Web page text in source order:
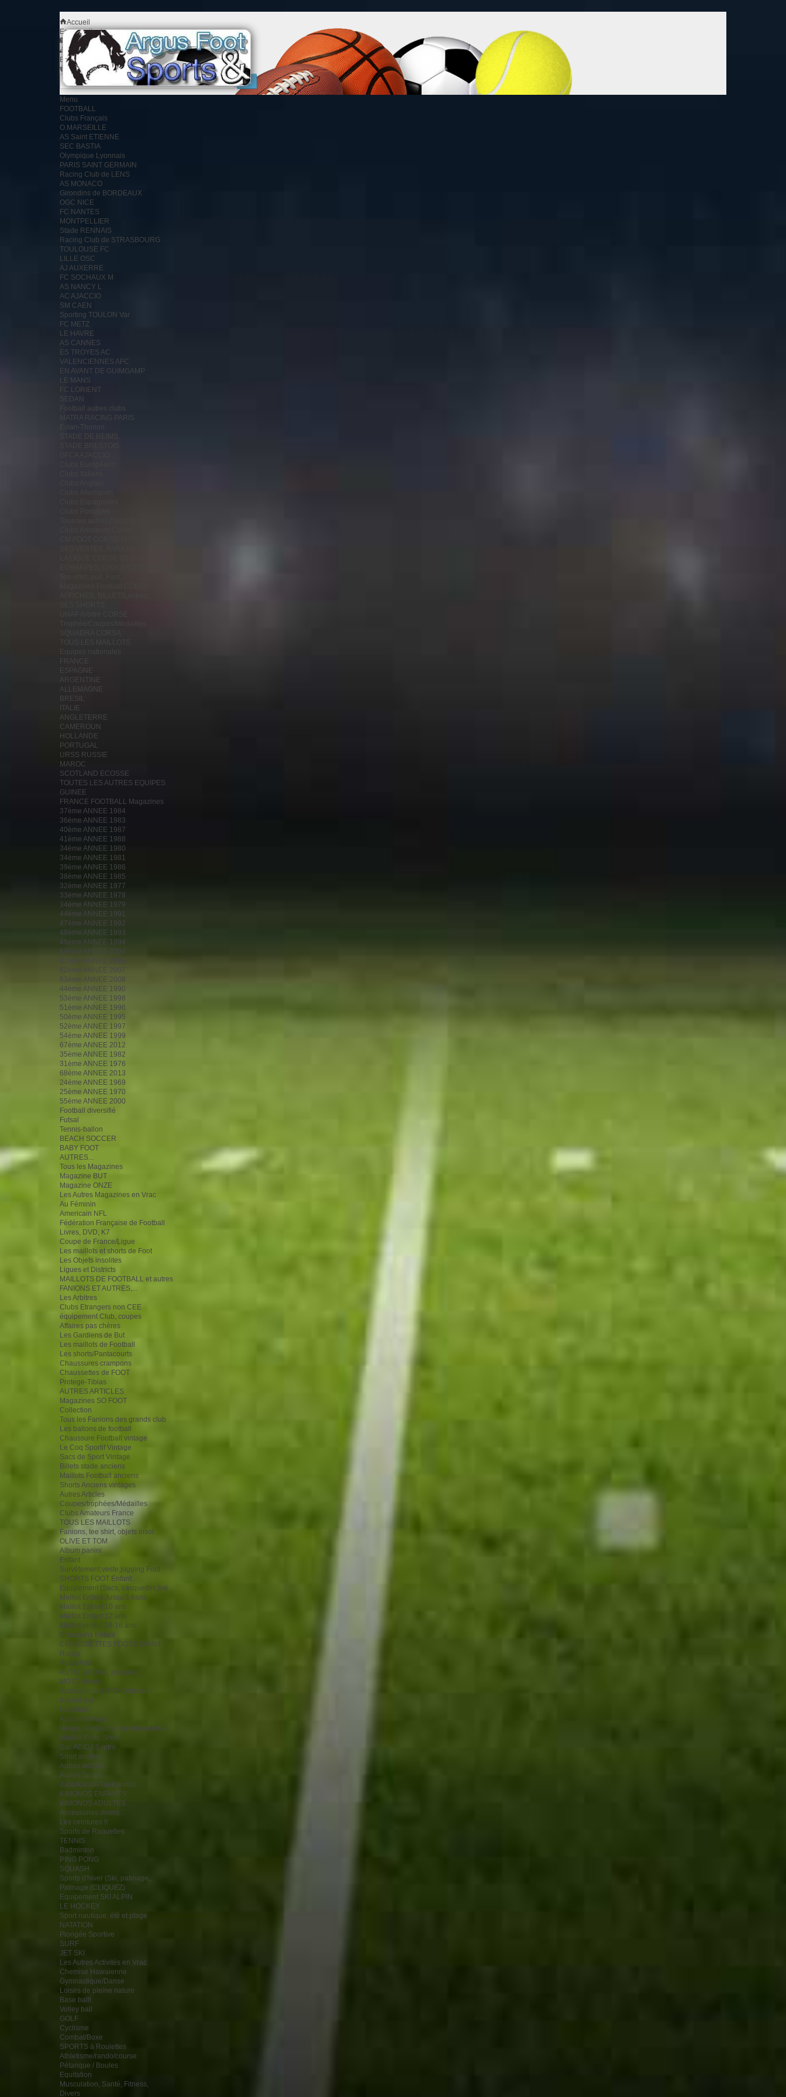
Accueil
Espace client
Contact
Plan du site
Bienvenue
Identifiez-vous
Votre compte
Votre panier 0produit0.00 €
Menu
FOOTBALL
Clubs Français
O.MARSEILLE
AS Saint ETIENNE
SEC BASTIA
Olympique Lyonnais
PARIS SAINT GERMAIN
Racing Club de LENS
AS MONACO
Girondins de BORDEAUX
OGC NICE
FC NANTES
MONTPELLIER
Stade RENNAIS
Racing Club de STRASBOURG
TOULOUSE FC
LILLE OSC
AJ AUXERRE
FC SOCHAUX M
AS NANCY L
AC AJACCIO
SM CAEN
Sporting TOULON Var
FC METZ
LE HAVRE
AS CANNES
ES TROYES AC
VALENCIENNES AFC
EN AVANT DE GUIMGAMP
LE MANS
FC LORIENT
SEDAN
Football autres clubs
MATRA RACING PARIS
Evian-Thonon
STADE DE REIMS
TOUS LES MAILLOTS
Equipes nationales
FRANCE
ESPAGNE
ARGENTINE
ALLEMAGNE
BRESIL
ITALIE
ANGLETERRE
CAMEROUN
HOLLANDE
PORTUGAL
URSS RUSSIE
MAROC
SCOTLAND ECOSSE
TOUTES LES AUTRES EQUIPES
GUINEE
FRANCE FOOTBALL Magazines
37ème ANNEE 1984
36ème ANNEE 1983
40ème ANNEE 1987
41ème ANNEE 1988
34ème ANNEE 1980
34ème ANNEE 1981
39ème ANNEE 1986
38ème ANNEE 1985
32ème ANNEE 1977
33ème ANNEE 1978
34ème ANNEE 1979
44ème ANNEE 1991
47ème ANNEE 1992
48ème ANNEE 1993
49ème ANNEE 1994
59ème ANNEE 2004
61ème ANNEE 2006
62ème ANNEE 2007
63ème ANNEE 2008
44ème ANNEE 1990
53ème ANNEE 1998
51ème ANNEE 1996
50ème ANNEE 1995
52ème ANNEE 1997
54ème ANNEE 1999
67ème ANNEE 2012
35ème ANNEE 1982
31ème ANNEE 1976
68ème ANNEE 2013
24ème ANNEE 1969
25ème ANNEE 1970
55ème ANNEE 2000
Football diversifié
Futsal
Tennis-ballon
BEACH SOCCER
BABY FOOT
AUTRES...
Tous les Magazines
Magazine BUT
Magazine ONZE
Les Autres Magazines en Vrac
Au Féminin
Americain NFL
Fédération Française de Football
Livres, DVD, K7
Coupe de France/Ligue
Les maillots et shorts de Foot
Les Objets insolites
Ligues et Districts
MAILLOTS DE FOOTBALL et autres
FANIONS ET AUTRES,...
Les Arbitres
Clubs Etrangers non CEE
équipement Club, coupes
Affaires pas chères
Les Gardiens de But
Les maillots de Football
Les shorts/Pantacourts
Chaussures crampons
Chaussettes de FOOT
Protege-Tibias
AUTRES ARTICLES
Magazines SO FOOT
Collection
Tous les Fanions des grands club
Les ballons de football
Chaussure Football vintage
Le Coq Sportif Vintage
Sacs de Sport Vintage
Billets stade anciens
Maillots Football anciens
Shorts Anciens vintages
Autres Articles
Coupes/trophées/Médailles
Clubs Amateurs France
TOUS LES MAILLOTS
Fanions, tee shirt, objets insol
OLIVE ET TOM
Album panini
Enfant
Survêtement,veste,jogging Foot
SHORTS FOOT Enfant
Equipement (Sacs, casquettes,bal
Maillot Enfant Jusqu'à 8ans
Maillot Enfant 10 ans
Maillot Enfant 12 ans
Maillot enfant 14-16 ans
Crampons Enfant
CHAUSSETTES FOOT ENFANT
Rugby
Auto/Moto
AUTO (affiches, plaques...)
MOTO divers
Accessoires AUTO Collection
Basket ball
Handball
Adidas Vintage
Vestes, Pantalons survêtements A
Maillot, Polo, Shirt
Sac ADIDAS retro
Short ancien
Autres articles
Autres Sports
Judo/Karaté/Taekwondo
KIMONOS ENFANTS
KIMONOS ADULTES
Accessoires divers...
Les ceintures !!
Sports de Raquettes
TENNIS
Badminton
PING PONG
SQUASH
Sports d'hiver (Ski, patinage,..
Patinage (CLIQUEZ)
Equipement SKI ALPIN
LE HOCKEY
Sport nautique, été et plage
NATATION
Plongée Sportive
SURF
JET SKI
Les Autres Activités en Vrac
Chemise Hawaienne
Gymnastique/Danse
Loisirs de pleine nature
Base balll
Volley ball
GOLF
Cyclisme
Combat/Boxe
SPORTS à Roulettes
Athletisme/rando/course
Pétanque / Boules
Equitation
Musculation, Santé, Fitness,
Divers